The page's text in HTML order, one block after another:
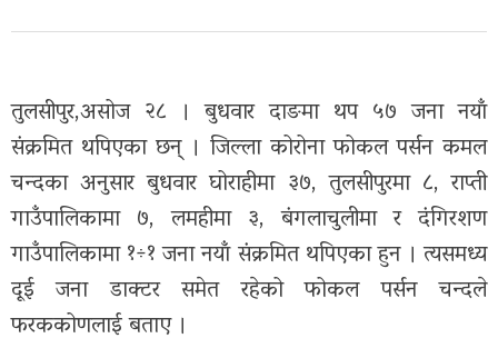
सम्पादकीय
स्वास्थ्य
साहित्य
भिडियो
ग्यालरी
तुलसीपुर,असोज २८ । बुधवार दाङमा थप ५७ जना नयाँ
संक्रमित थपिएका छन् । जिल्ला कोरोना फोकल पर्सन कमल
चन्दका अनुसार बुधवार घोराहीमा ३७, तुलसीपुरमा ८, राप्ती
गाउँपालिकामा ७, लमहीमा ३, बंगलाचुलीमा र दंगिरशण
गाउँपालिकामा १÷१ जना नयाँ संक्रमित थपिएका हुन । त्यसमध्य
दूई जना डाक्टर समेत रहेको फोकल पर्सन चन्दले
फरककोणलाई बताए ।